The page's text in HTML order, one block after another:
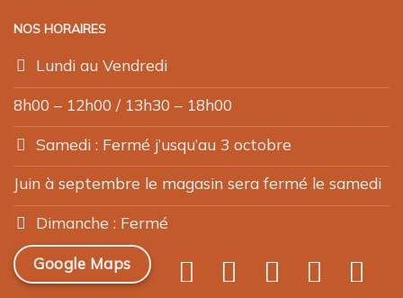
NOS HORAIRES
Lundi au Vendredi
8h00 – 12h00 / 13h30 – 18h00
Samedi : Fermé j’usqu’au 3 octobre
Juin à septembre le magasin sera fermé le samedi
Dimanche : Fermé
Google Maps